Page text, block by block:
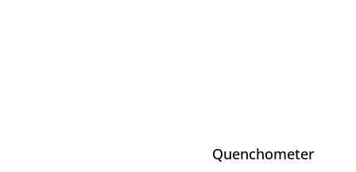
Quenchometer